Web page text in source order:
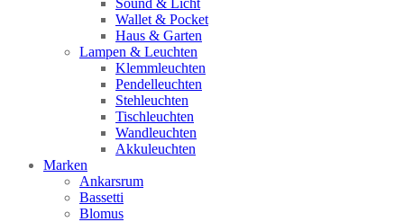
Wallet & Pocket
Haus & Garten
Lampen & Leuchten
Klemmleuchten
Pendelleuchten
Stehleuchten
Tischleuchten
Wandleuchten
Akkuleuchten
Marken
Ankarsrum
Bassetti
Blomus